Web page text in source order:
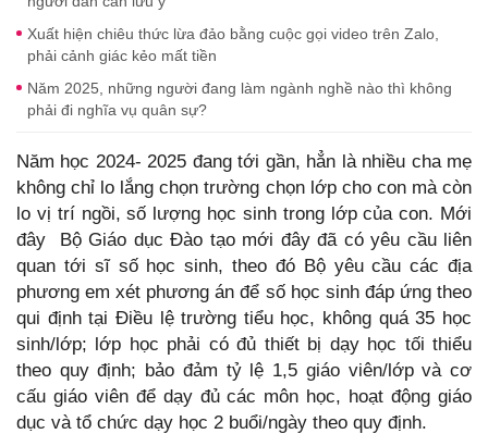
Xuất hiện chiêu thức lừa đảo bằng cuộc gọi video trên Zalo,
phải cảnh giác kẻo mất tiền
Năm 2025, những người đang làm ngành nghề nào thì không
phải đi nghĩa vụ quân sự?
Năm học 2024- 2025 đang tới gần, hẳn là nhiều cha mẹ
không chỉ lo lắng chọn trường chọn lớp cho con mà còn
lo vị trí ngồi, số lượng học sinh trong lớp của con. Mới
đây Bộ Giáo dục Đào tạo mới đây đã có yêu cầu liên
quan tới sĩ số học sinh, theo đó Bộ yêu cầu các địa
phương em xét phương án để số học sinh đáp ứng theo
qui định tại Điều lệ trường tiểu học, không quá 35 học
sinh/lớp; lớp học phải có đủ thiết bị dạy học tối thiểu
theo quy định; bảo đảm tỷ lệ 1,5 giáo viên/lớp và cơ
cấu giáo viên để dạy đủ các môn học, hoạt động giáo
dục và tổ chức dạy học 2 buổi/ngày theo quy định.